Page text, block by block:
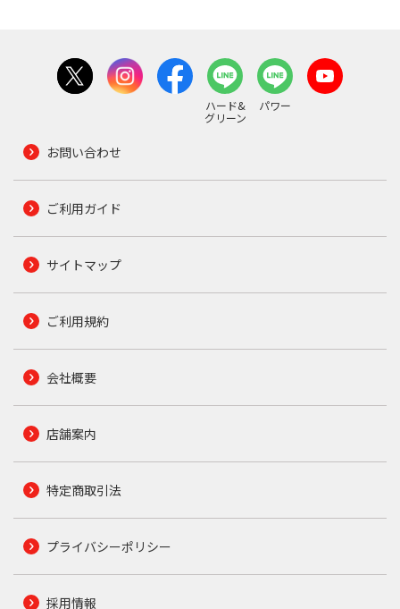
ハード&
グリーン
パワー
お問い合わせ
ご利用ガイド
サイトマップ
ご利用規約
会社概要
店舗案内
特定商取引法
プライバシーポリシー
採用情報